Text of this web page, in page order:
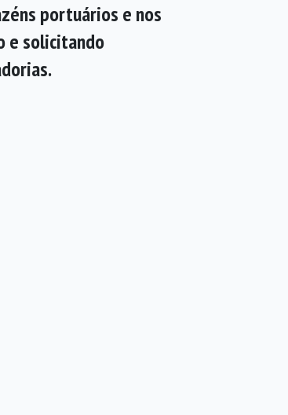
portuários e nos
e solicitando